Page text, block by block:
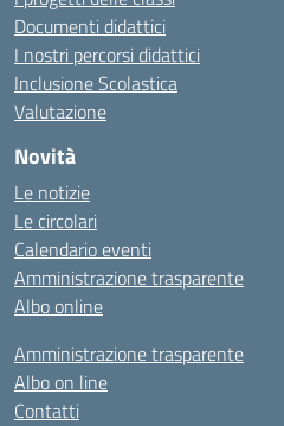
Documenti didattici
I nostri percorsi didattici
Inclusione Scolastica
Valutazione
Novità
Le notizie
Le circolari
Calendario eventi
Amministrazione trasparente
Albo online
Amministrazione trasparente
Albo on line
Contatti